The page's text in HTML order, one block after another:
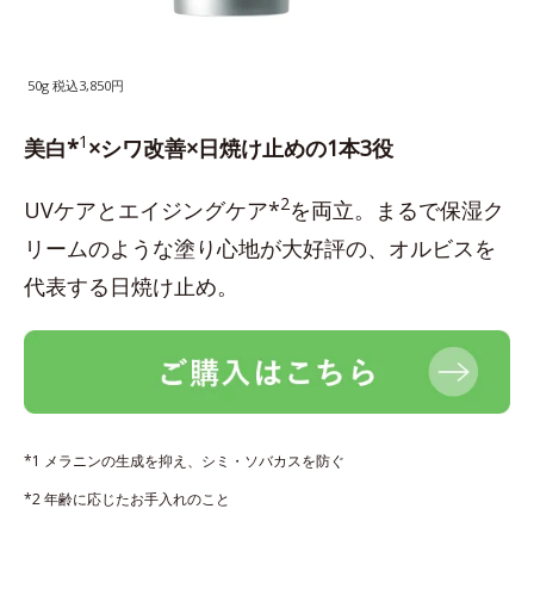
50g 税込3,850円
美白*1 ×シワ改善×日焼け止めの1本3役
UVケアとエイジングケア*2を両立。まるで保湿ク
リームのような塗り心地が大好評の、オルビスを
代表する日焼け止め。
*1 メラニンの生成を抑え、シミ・ソバカスを防ぐ
*2 年齢に応じたお手入れのこと